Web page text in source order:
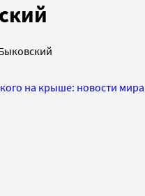
на крыше: новости мира